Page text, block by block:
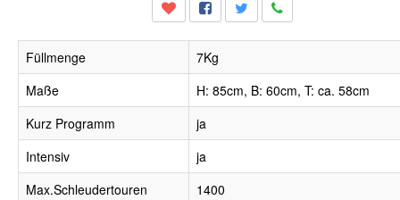
Füllmenge
7Kg
Maße
H: 85cm, B: 60cm, T: ca. 58cm
Kurz Programm
ja
Intensiv
ja
Max.Schleudertouren
1400